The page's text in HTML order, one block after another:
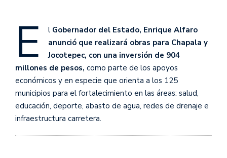
E l Gobernador del Estado, Enrique Alfaro
anunció que realizará obras para Chapala y
Jocotepec, con una inversión de 904
millones de pesos, como parte de los apoyos
económicos y en especie que orienta a los 125
municipios para el fortalecimiento en las áreas: salud,
educación, deporte, abasto de agua, redes de drenaje e
infraestructura carretera.